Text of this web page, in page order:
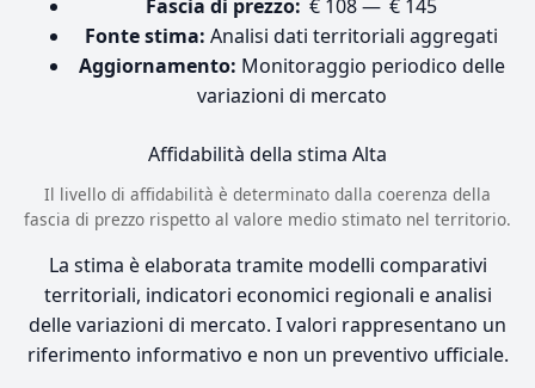
Fascia di prezzo: € 108 — € 145
Fonte stima: Analisi dati territoriali aggregati
Aggiornamento: Monitoraggio periodico delle
variazioni di mercato
Affidabilità della stima Alta
Il livello di affidabilità è determinato dalla coerenza della
fascia di prezzo rispetto al valore medio stimato nel territorio.
La stima è elaborata tramite modelli comparativi
territoriali, indicatori economici regionali e analisi
delle variazioni di mercato. I valori rappresentano un
riferimento informativo e non un preventivo ufficiale.